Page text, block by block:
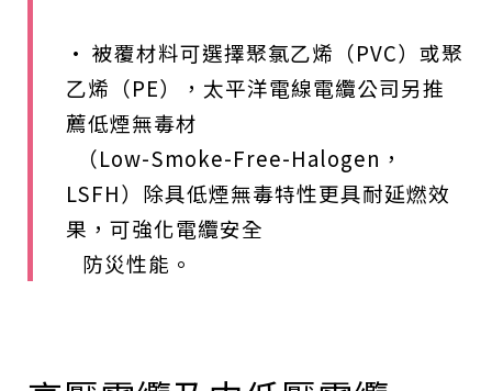
• 被覆材料可選擇聚氯乙烯（PVC）或聚
乙烯（PE），太平洋電線電纜公司另推
薦低煙無毒材
（Low-Smoke-Free-Halogen，
LSFH）除具低煙無毒特性更具耐延燃效
果，可強化電纜安全
防災性能。